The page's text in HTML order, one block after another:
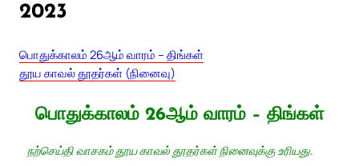
2023
பொதுக்காலம் 26ஆம் வாரம் – திங்கள்
தூய காவல் தூதர்கள் (நினைவு)
பொதுக்காலம் 26ஆம் வாரம் – திங்கள்
நற்செய்தி வாசகம் தூய காவல் தூதர்கள் நினைவுக்கு உரியது.